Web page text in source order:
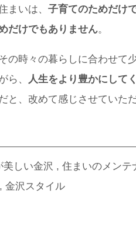
まいは、 子育てのためだけ
だけでもありません。
の時々の暮らしに合わせて
ら、
人生をより豊かにして
と、改めて感じさせていた
美しい金沢 住まいのメンテ
金沢スタイル